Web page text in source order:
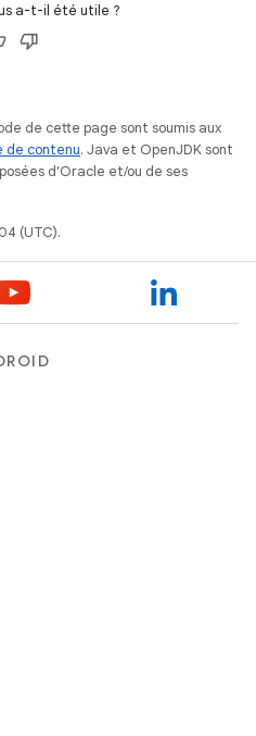
a-t-il été utile ?
de cette page sont soumis aux
de contenu. Java et OpenJDK sont
d'Oracle et/ou de ses
(UTC).